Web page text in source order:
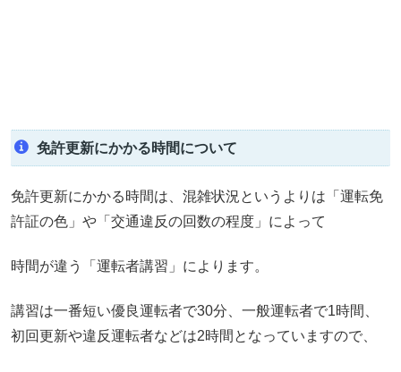
免許更新にかかる時間について
免許更新にかかる時間は、混雑状況というよりは「運転免
許証の色」や「交通違反の回数の程度」によって
時間が違う「運転者講習」によります。
講習は一番短い優良運転者で30分、一般運転者で1時間、
初回更新や違反運転者などは2時間となっていますので、